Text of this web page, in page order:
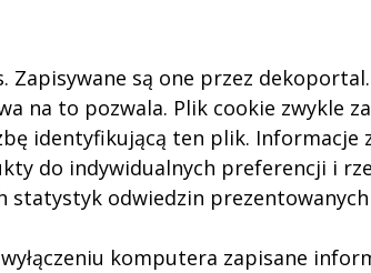
są one przez
na to pozwala. Plik cookie zwykle
identyfikującą ten plik.
do indywidualnych preferencji i
statystyk odwiedzin
komputera zapisane